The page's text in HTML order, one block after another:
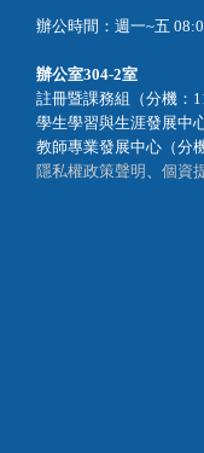
辦公時間：週一~五
辦公室304-2室
註冊暨課務組（分機：
學生學習與生涯發展中
教師專業發展中心（分
隱私權政策聲明
個資